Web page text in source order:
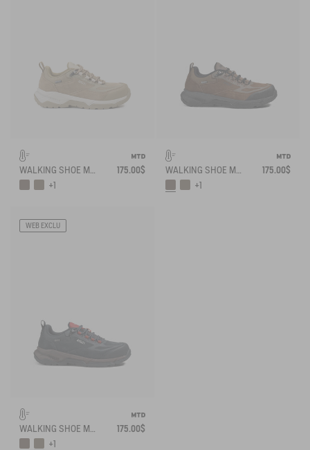
WALKING SHOE MTD PALKA LOW ULTRA-LIGHT
175.00$
+1
WALKING SHOE MTD PALKA LOW ULTRA-LIGHT
175.00$
+1
WEB EXCLU
WALKING SHOE MTD PALKA LOW ULTRA-LIGHT
175.00$
+1